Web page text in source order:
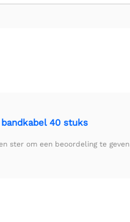
40 stuks
ster om een beoordeling te geven